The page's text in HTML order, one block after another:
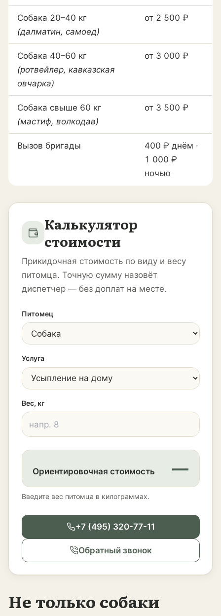
Собака 20–40 кг
(далматин, самоед)
от 2 500 ₽
Собака 40–60 кг
(ротвейлер, кавказская
овчарка)
от 3 000 ₽
Собака свыше 60 кг
(мастиф, волкодав)
от 3 500 ₽
Вызов бригады
400 ₽ днём ·
1 000 ₽
ночью
Калькулятор
стоимости
Прикидочная стоимость по виду и весу
питомца. Точную сумму назовёт
диспетчер — без доплат на месте.
Питомец
Услуга
Вес, кг
Ориентировочная стоимость —
Введите вес питомца в килограммах.
+7 (495) 320-77-11
Обратный звонок
Не только собаки